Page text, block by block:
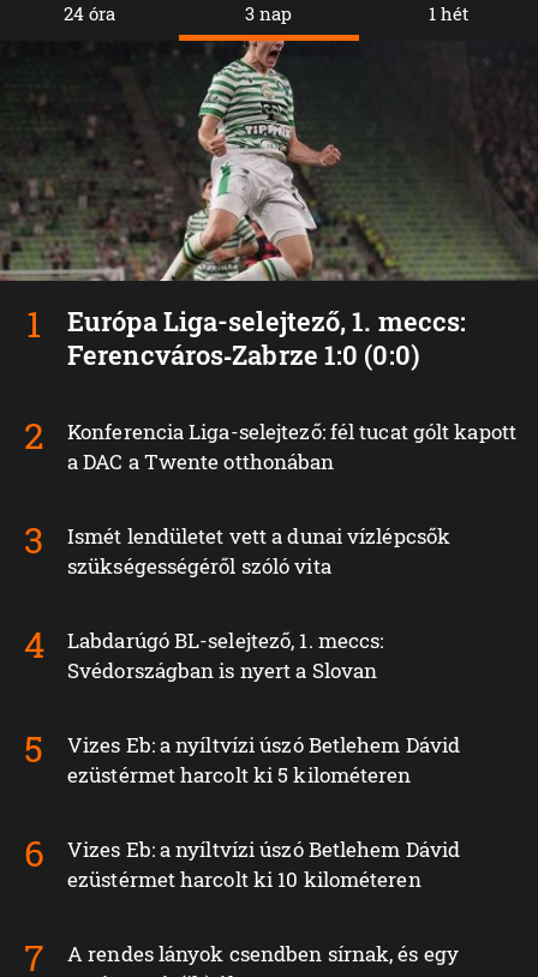
24 óra 3 nap
Európa Liga-selejtező, 1. meccs:
Ferencváros‑Zabrze 1:0 (0:0)
Konferencia Liga-selejtező: fél tucat gólt kapott
a DAC a Twente otthonában
Ismét lendületet vett a dunai vízlépcsők
szükségességéről szóló vita
Labdarúgó BL-selejtező, 1. meccs:
Svédországban is nyert a Slovan
Vizes Eb: a nyíltvízi úszó Betlehem Dávid
ezüstérmet harcolt ki 5 kilométeren
Vizes Eb: a nyíltvízi úszó Betlehem Dávid
ezüstérmet harcolt ki 10 kilométeren
A rendes lányok csendben sírnak, és egy
1 hét